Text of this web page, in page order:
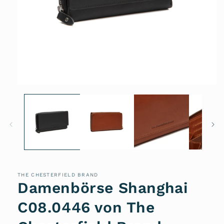
THE CHESTERFIELD BRAND
Damenbörse Shanghai
C08.0446 von The